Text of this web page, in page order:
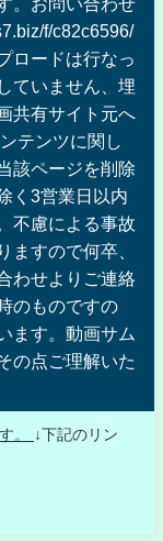
f/c82c6596/
ロードは行なっ
ていません、埋
共有サイト元へ
テンツに関し
該ページを削除
く3営業日以内
不慮による事故
ますので何卒、
わせよりご連絡
のものですの
ます。動画サム
の点ご理解いた
。
↓下記のリン